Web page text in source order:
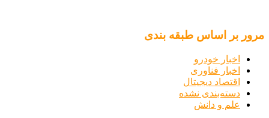
مرور بر اساس طبقه بندی
اخبار خودرو
اخبار فناوری
اقتصاد دیجیتال
دسته‌بندی نشده
علم و دانش